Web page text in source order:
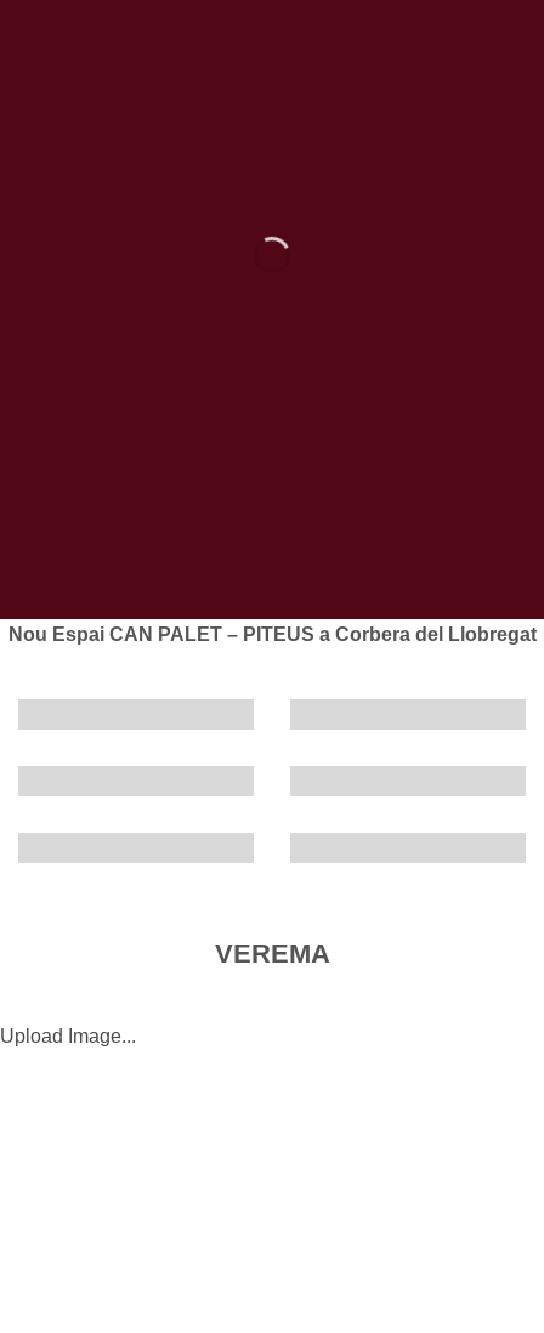
DO Montsant
Nou Espai CAN PALET – PITEUS a Corbera del Llobregat
VEREMA
Upload Image...